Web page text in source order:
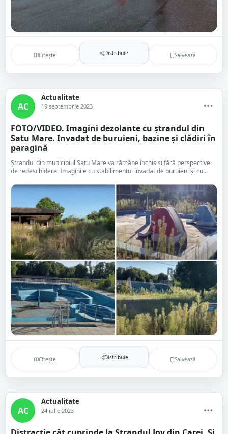
Citește Distribuie Salvează
AC
Actualitate
19 septembrie 2023
FOTO/VIDEO. Imagini dezolante cu ștrandul din
Satu Mare. Invadat de buruieni, bazine și clădiri în
paragină
Ștrandul din municipiul Satu Mare va rămâne închis și fără perspective
de redeschidere. Imaginile cu stabilimentul invadat de buruieni și cu...
Citește Distribuie Salvează
AC
Actualitate
24 iulie 2023